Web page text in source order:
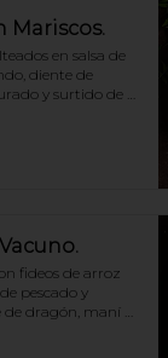
Mariscos.
en salsa de
diente de
y surtido de
fideos de arroz
pescado y
dragón, maní